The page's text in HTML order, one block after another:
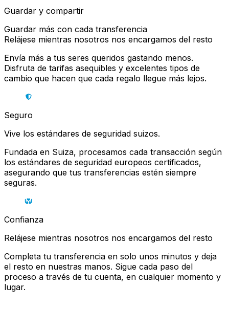
Guardar y compartir
Guardar más con cada transferencia
Relájese mientras nosotros nos encargamos del resto
Envía más a tus seres queridos gastando menos.
Disfruta de tarifas asequibles y excelentes tipos de
cambio que hacen que cada regalo llegue más lejos.
Seguro
Vive los estándares de seguridad suizos.
Fundada en Suiza, procesamos cada transacción según
los estándares de seguridad europeos certificados,
asegurando que tus transferencias estén siempre
seguras.
Confianza
Relájese mientras nosotros nos encargamos del resto
Completa tu transferencia en solo unos minutos y deja
el resto en nuestras manos. Sigue cada paso del
proceso a través de tu cuenta, en cualquier momento y
lugar.